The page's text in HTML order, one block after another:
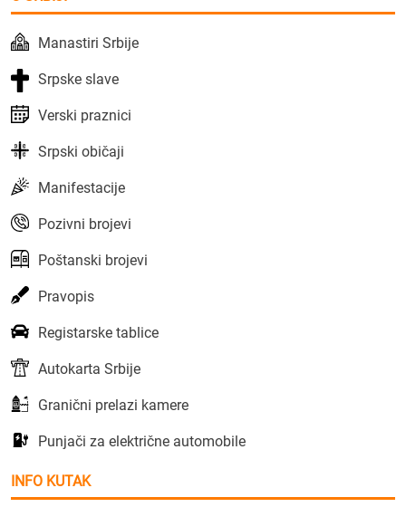
Manastiri Srbije
Srpske slave
Verski praznici
Srpski običaji
Manifestacije
Pozivni brojevi
Poštanski brojevi
Pravopis
Registarske tablice
Autokarta Srbije
Granični prelazi kamere
Punjači za električne automobile
INFO KUTAK